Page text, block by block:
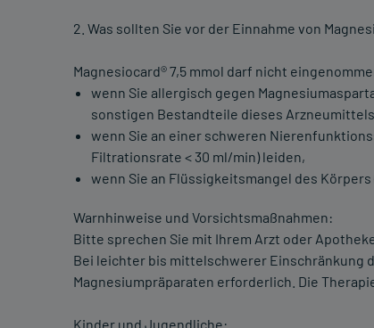
2. Was sollten Sie vor der Einnahme von
Magnesiocard® 7,5 mmol darf nicht
wenn Sie allergisch gegen
sonstigen Bestandteile dieses
wenn Sie an einer schweren
Filtrationsrate < 30 ml/min) leiden,
wenn Sie an Flüssigkeitsmangel des Körpers
Warnhinweise und Vorsichtsmaßnahmen:
Bitte sprechen Sie mit Ihrem Arzt oder
Bei leichter bis mittelschwerer Einschränkung
Magnesiumpräparaten erforderlich. Die
Kinder und Jugendliche: